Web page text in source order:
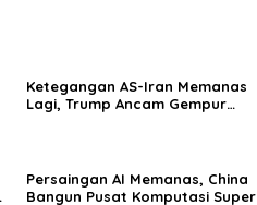
Ketegangan AS-Iran Memanas
Lagi, Trump Ancam Gempur
Persaingan AI Memanas, China
Bangun Pusat Komputasi Super